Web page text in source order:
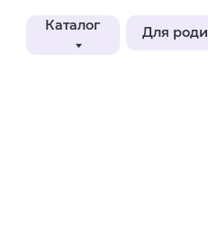
Каталог Для родителей